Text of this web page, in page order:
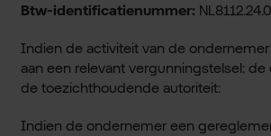
Btw-identificatienummer:
Indien de activiteit van de
aan een relevant vergunningstelsel:
de toezichthoudende autoriteit:
Indien de ondernemer een